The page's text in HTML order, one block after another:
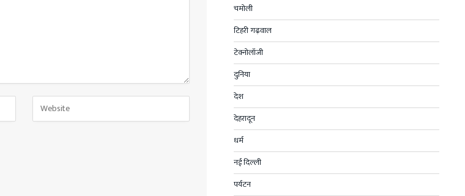
चमोली
टिहरी गढ़वाल
टेक्नोलॉजी
दुनिया
देश
देहरादून
धर्म
नई दिल्ली
पर्यटन